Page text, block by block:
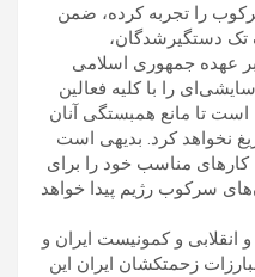
را تجربه کرده، ضمن
تک دستگیرشدگان،
عهده جمهوری اسلامی
را با کلیه فعالین
است تا مانع همبستگی آنان
نخواهد کرد. بدیهی است
کارهای مناسب خود را برای
سرکوب رژیم پیدا خواهد
و انقلابی و کمونیست ایران و
زحمتکشان ایران این